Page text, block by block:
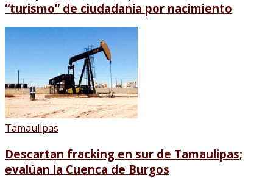
“turismo” de ciudadanía por nacimiento
Tamaulipas
Descartan fracking en sur de Tamaulipas;
evalúan la Cuenca de Burgos